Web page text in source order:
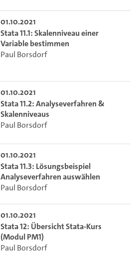
01.10.2021
Stata 11.1: Skalenniveau einer
Variable bestimmen
Paul Borsdorf
01.10.2021
Stata 11.2: Analyseverfahren &
Skalenniveaus
Paul Borsdorf
01.10.2021
Stata 11.3: Lösungsbeispiel
Analyseverfahren auswählen
Paul Borsdorf
01.10.2021
Stata 12: Übersicht Stata-Kurs
(Modul PM1)
Paul Borsdorf